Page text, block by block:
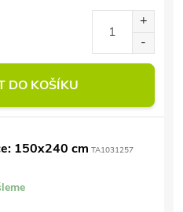
DO KOŠÍKU
150x240 cm TA1031257